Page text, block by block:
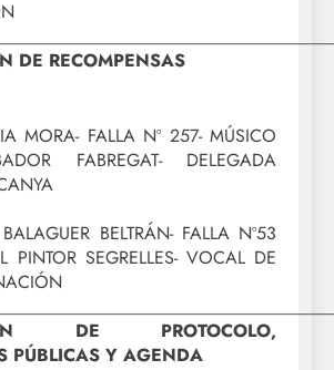
DE RECOMPENSAS
MORA- FALLA Nº 257- MÚSICO
FABREGAT- DELEGADA
BELTRÁN- FALLA Nº53
PINTOR SEGRELLES- VOCAL DE
DE PROTOCOLO,
PÚBLICAS Y AGENDA